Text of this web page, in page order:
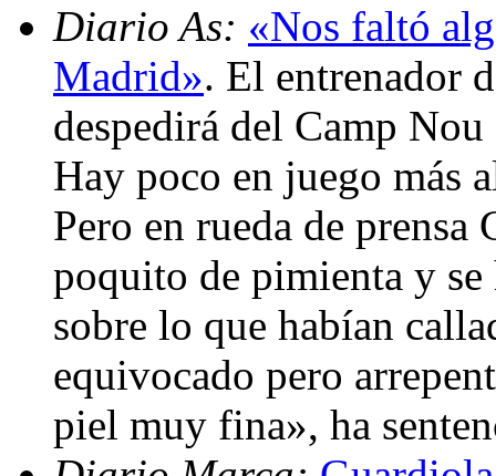
Diario As: «Nos faltó
Madrid». El entrenador
despedirá del Camp
Hay poco en juego más
Pero en rueda de
poquito de pimienta y se
sobre lo que habían
equivocado pero
piel muy fina», ha